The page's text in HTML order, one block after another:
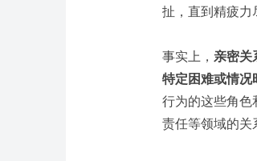
扯，直到精疲力
事实上， 亲密关
特定困难或情况
行为的这些角色
责任等领域的关